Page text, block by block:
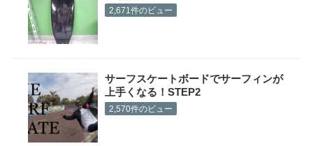
2,671件のビュー
サーフスケートボードでサーフィンが
上手くなる！STEP2
2,570件のビュー